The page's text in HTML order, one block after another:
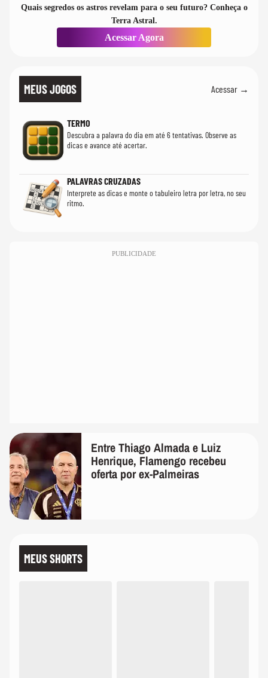
Quais segredos os astros revelam para o seu futuro? Conheça o
Terra Astral.
Acessar Agora
MEUS JOGOS Acessar →
TERMO
Descubra a palavra do dia em até 6 tentativas. Observe as
dicas e avance até acertar.
PALAVRAS CRUZADAS
Interprete as dicas e monte o tabuleiro letra por letra, no seu
ritmo.
PUBLICIDADE
Entre Thiago Almada e Luiz
Henrique, Flamengo recebeu
oferta por ex-Palmeiras
MEUS SHORTS